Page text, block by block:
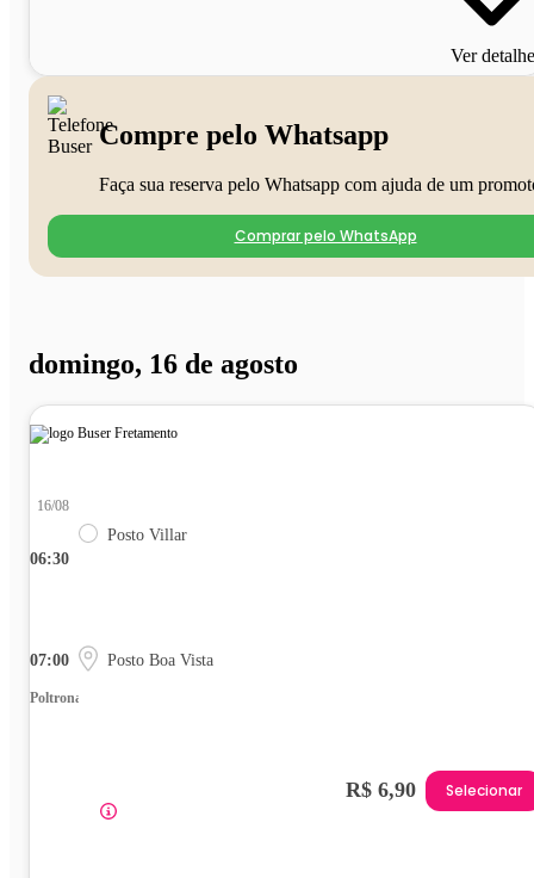
Ver
Compre pelo Whatsapp
Faça sua reserva pelo Whatsapp com ajuda de um
Comprar pelo WhatsApp
domingo, 16 de agosto
06:30
16/08
Posto Villar
07:00 Posto Boa Vista
Poltrona
R$ 6,90 Selecionar